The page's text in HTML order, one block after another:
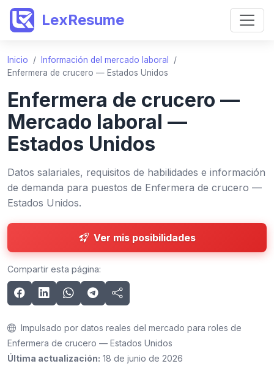
LexResume
Inicio / Información del mercado laboral
/
Enfermera de crucero — Estados Unidos
Enfermera de crucero —
Mercado laboral —
Estados Unidos
Datos salariales, requisitos de habilidades e información
de demanda para puestos de Enfermera de crucero —
Estados Unidos.
Ver mis posibilidades
Compartir esta página:
Impulsado por datos reales del mercado para roles de
Enfermera de crucero — Estados Unidos
Última actualización: 18 de junio de 2026